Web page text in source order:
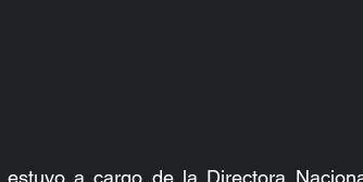
estuvo a cargo de la Directora